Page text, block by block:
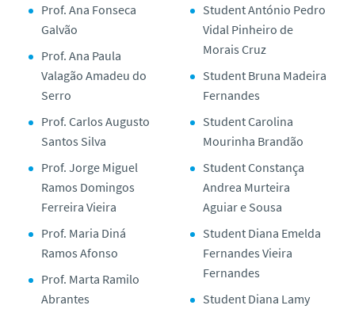
Prof. Ana Fonseca
Galvão
Prof. Ana Paula
Valagão Amadeu do
Serro
Prof. Carlos Augusto
Santos Silva
Prof. Jorge Miguel
Ramos Domingos
Ferreira Vieira
Prof. Maria Diná
Ramos Afonso
Prof. Marta Ramilo
Abrantes
Student António Pedro
Vidal Pinheiro de
Morais Cruz
Student Bruna Madeira
Fernandes
Student Carolina
Mourinha Brandão
Student Constança
Andrea Murteira
Aguiar e Sousa
Student Diana Emelda
Fernandes Vieira
Fernandes
Student Diana Lamy